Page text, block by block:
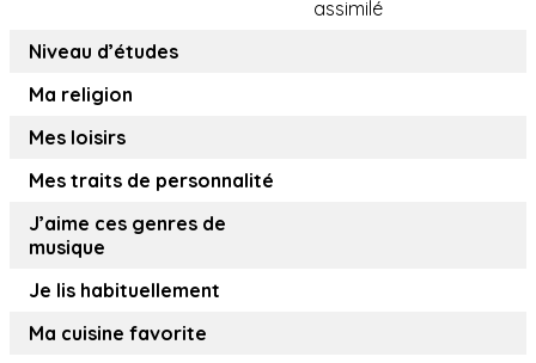
assimilé
Niveau d’études
Ma religion
Mes loisirs
Mes traits de personnalité
J’aime ces genres de
musique
Je lis habituellement
Ma cuisine favorite